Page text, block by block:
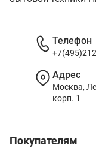
Покупателям
Телефон
Адрес
Москва,
корп. 1